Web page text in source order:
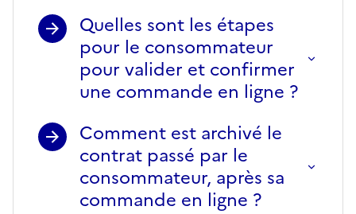
Quelles sont les étapes
pour le consommateur
pour valider et confirmer
une commande en ligne ?
Comment est archivé le
contrat passé par le
consommateur, après sa
commande en ligne ?